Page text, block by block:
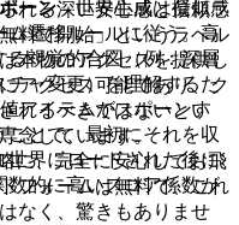
ーン– 世界生成は擬似ラ
ム遷移ルールに従う。高
視覚的合図（例：深層
チャ変更）を理解するた
アイテムがスポーンす
とで、最初にそれを収
世界にロードされた後に
数的に高いスコア係数が
れる深い安心感と信頼感
料で開始」というラベル
本物のアクセスを提供し
アクセス可能であり、ク
れるべきではないとい
念しています。
に、完全に安心してお飛
フォームは無料で、これ
なく、驚きもありませ